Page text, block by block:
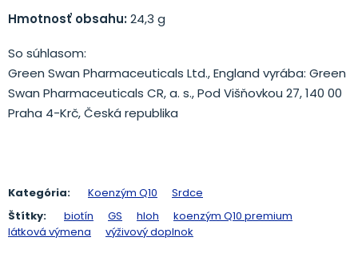
Hmotnosť obsahu:24,3 g
So súhlasom:
Green Swan Pharmaceuticals Ltd., England vyrába: Green
Swan Pharmaceuticals CR, a. s., Pod Višňovkou 27, 140 00
Praha 4-Krč, Česká republika
Kategória: Koenzým Q10
Srdce
Štítky:
biotín GS hloh
koenzým Q10 premium
látková výmena
výživový doplnok